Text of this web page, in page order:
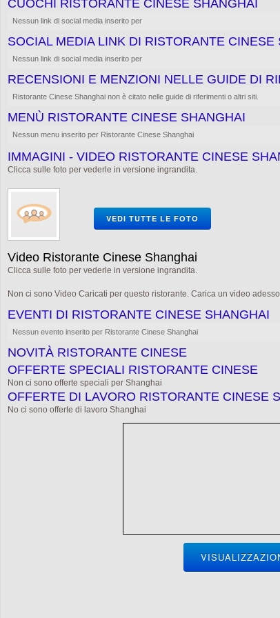
CUOCHI RISTORANTE CINESE SHANGHAI
Nessun link di social media inserito per
SOCIAL MEDIA LINK DI RISTORANTE CINESE
Nessun link di social media inserito per
RECENSIONI E MENZIONI NELLE GUIDE DI
Ristorante Cinese Shanghai non è citato nelle guide di riferimenti o altri siti.
MENÙ RISTORANTE CINESE SHANGHAI
Nessun menu inserito per Ristorante Cinese Shanghai
IMMAGINI - VIDEO RISTORANTE CINESE
Clicca sulle foto per vederle in versione ingrandita.
VEDI TUTTE LE FOTO
Video Ristorante Cinese Shanghai
Clicca sulle foto per vederle in versione ingrandita.
Non ci sono Video Caricati per questo ristorante. Carica un video adesso
EVENTI DI RISTORANTE CINESE SHANGHAI
Nessun evento inserito per Ristorante Cinese Shanghai
NOVITÀ RISTORANTE CINESE
OFFERTE SPECIALI RISTORANTE CINESE
Non ci sono offerte speciali per Shanghai
OFFERTE DI LAVORO RISTORANTE CINESE
No ci sono offerte di lavoro Shanghai